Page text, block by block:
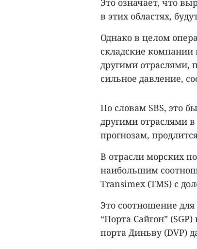
Это означает, что
в этих областях,
Однако в целом
складские
другими отраслями,
сильное давление,
По словам SBS, это
другими отраслями
прогнозам,
В отрасли морских
наибольшим
Transimex (TMS) с
Это соотношение для
“Порта Сайгон”
порта Диньву (DVP)